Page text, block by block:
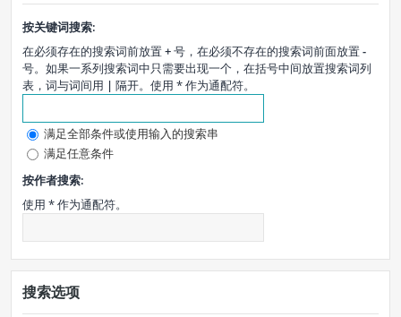
按关键词搜索:
在必须存在的搜索词前放置+号，在必须不存在的搜索词前面放置-
号。如果一系列搜索词中只需要出现一个，在括号中间放置搜索词列
表，词与词间用 | 隔开。使用 * 作为通配符。
满足全部条件或使用输入的搜索串
满足任意条件
按作者搜索:
使用 * 作为通配符。
搜索选项